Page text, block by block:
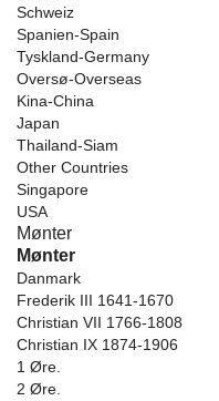
Schweiz
Spanien-Spain
Tyskland-Germany
Oversø-Overseas
Kina-China
Japan
Thailand-Siam
Other Countries
Singapore
USA
Mønter
Mønter
Danmark
Frederik III 1641-1670
Christian VII 1766-1808
Christian IX 1874-1906
1 Øre.
2 Øre.